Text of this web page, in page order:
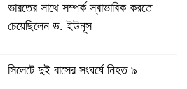
ভারতের সাথে সম্পর্ক স্বাভাবিক করতে
চেয়েছিলেন ড. ইউনূস
সিলেটে দুই বাসের সংঘর্ষে নিহত ৯